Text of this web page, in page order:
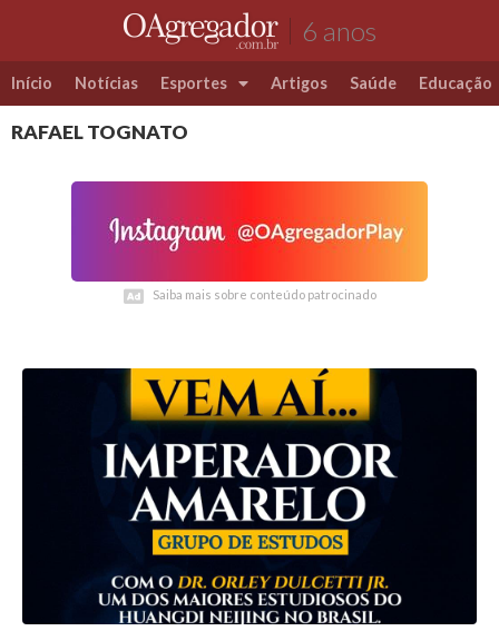
6 anos
Início Notícias Esportes
Futebol
Artigos Saúde Educação
RAFAEL TOGNATO
Saiba mais sobre conteúdo patrocinado
Saiba mais sobre conteúdo patrocinado